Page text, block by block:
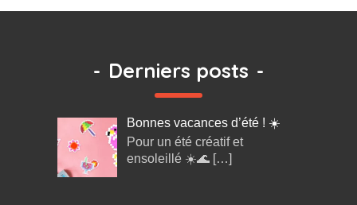
- Derniers posts -
Bonnes vacances d’été ! ☀️
Pour un été créatif et
ensoleillé ☀️🌊 […]